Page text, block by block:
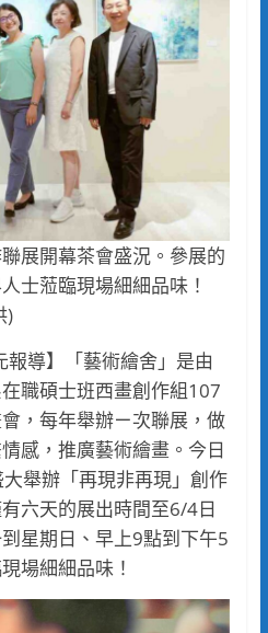
展開幕茶會盛況。參展的
士蒞臨現場細細品味！
)
報導】「藝術繪舍」是由
職碩士班西畫創作組107
，每年舉辦ㄧ次聯展，做
感，推廣藝術繪畫。今日
大舉辦「再現非再現」創作
六天的展出時間至6/4日
星期日、早上9點到下午5
場細細品味！